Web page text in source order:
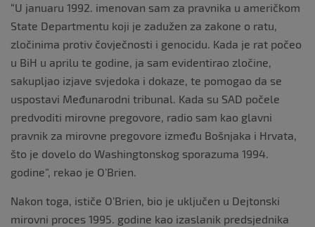
“U januaru 1992. imenovan sam za pravnika u američkom
State Departmentu koji je zadužen za zakone o ratu,
zločinima protiv čovječnosti i genocidu. Kada je rat počeo
u BiH u aprilu te godine, ja sam evidentirao zločine,
sakupljao izjave svjedoka i dokaze, te pomogao da se
uspostavi Međunarodni tribunal. Kada su SAD počele
predvoditi mirovne pregovore, radio sam kao glavni
pravnik za mirovne pregovore između Bošnjaka i Hrvata,
što je dovelo do Washingtonskog sporazuma 1994.
godine”, rekao je O’Brien.
Nakon toga, ističe O’Brien, bio je uključen u Dejtonski
mirovni proces 1995. godine kao izaslanik predsjednika